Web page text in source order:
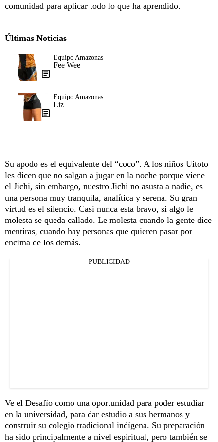
comunidad para aplicar todo lo que ha aprendido.
Últimas Noticias
Equipo Amazonas
Fee Wee
Equipo Amazonas
Liz
Su apodo es el equivalente del “coco”. A los niños Uitoto
les dicen que no salgan a jugar en la noche porque viene
el Jichi, sin embargo, nuestro Jichi no asusta a nadie, es
una persona muy tranquila, analítica y serena. Su gran
virtud es el silencio. Casi nunca esta bravo, si algo le
molesta se queda callado. Le molesta cuando la gente dice
mentiras, cuando hay personas que quieren pasar por
encima de los demás.
PUBLICIDAD
Ve el Desafío como una oportunidad para poder estudiar
en la universidad, para dar estudio a sus hermanos y
construir su colegio tradicional indígena. Su preparación
ha sido principalmente a nivel espiritual, pero también se